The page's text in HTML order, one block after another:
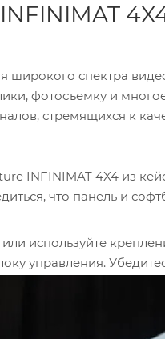
широкого спектра
фотосъемку и
стремящихся к
INFINIMAT 4X4 из
что панель и
используйте
управления.
Aputure INFINIMAT
чтобы
к источнику